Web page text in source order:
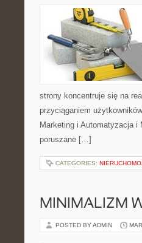
strony koncentruje się na
przyciąganiem
Marketing i Automatyzacja i
poruszane […]
CATEGORIES:
MINIMALIZM
POSTED BY ADMIN